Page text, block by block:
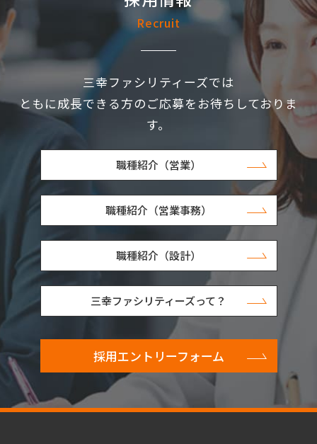
Recruit
三幸ファシリティーズでは
ともに成長できる方のご応募をお待ちしておりま
す。
職種紹介（営業）
職種紹介（営業事務）
職種紹介（設計）
三幸ファシリティーズって？
採用エントリーフォーム